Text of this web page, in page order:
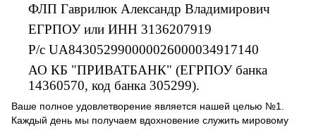
ФЛП Гаврилюк Александр Владимирович
ЕГРПОУ или ИНН 3136207919
Р/с UA843052990000026000034917140
АО КБ "ПРИВАТБАНК" (ЕГРПОУ банка
14360570, код банка 305299).
Ваше полное удовлетворение является нашей целью №1.
Каждый день мы получаем вдохновение служить мировому